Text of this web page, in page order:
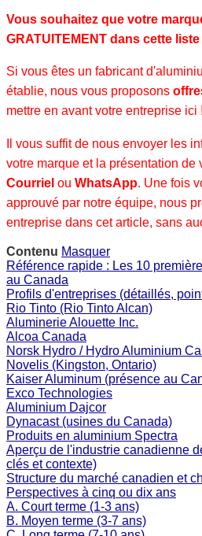
Vous souhaitez que votre
GRATUITEMENT dans cette liste
Si vous êtes un fabricant
établie, nous vous proposons
mettre en avant votre entreprise ici !
Il vous suffit de nous envoyer les
votre marque et la présentation de
Courriel ou WhatsApp. Une fois
approuvé par notre équipe, nous
entreprise dans cet article, sans
Contenu Masquer
Référence rapide : Les 10
au Canada
Profils d'entreprises (détaillés,
Rio Tinto (Rio Tinto Alcan)
Aluminerie Alouette Inc.
Alcoa Canada
Norsk Hydro / Hydro Aluminium
Novelis (Kingston, Ontario)
Kaiser Aluminum (présence au
Exco Technologies
Aluminium Dajcor
Dynacast (usines du Canada)
Produits en aluminium Spectra
Aperçu de l'industrie canadienne
clés et contexte)
Structure du marché canadien et
Perspectives à cinq ou dix ans
A. Court terme (1-3 ans)
B. Moyen terme (3-7 ans)